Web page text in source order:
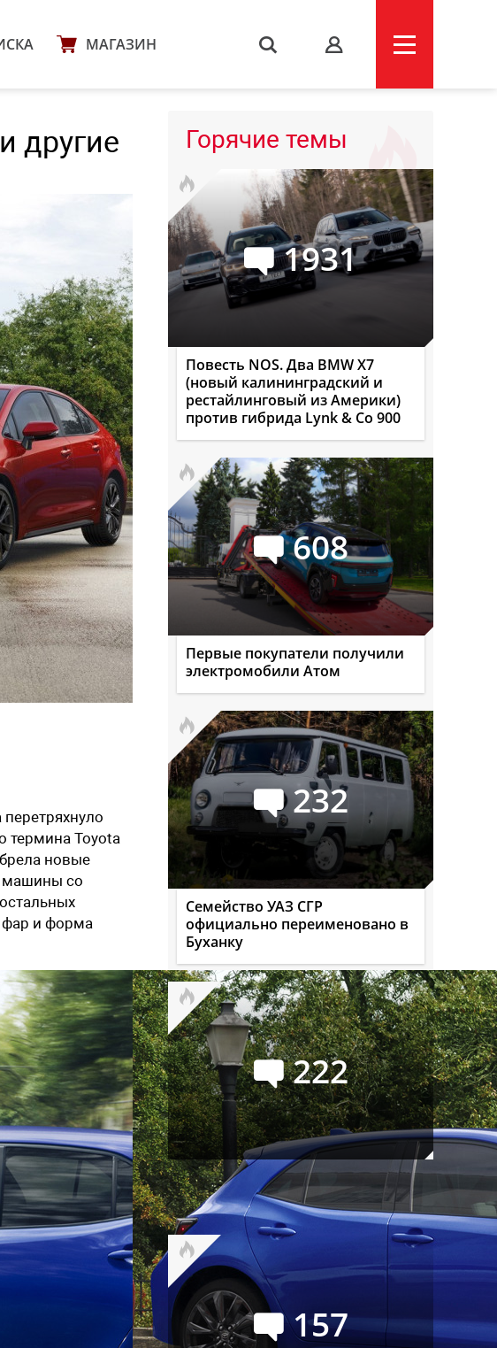
МАГАЗИН s
другие
термина Toyota
новые
машины со
фар и форма
Горячие темы
1931
Повесть NOS. Два BMW X7
(новый калининградский и
рестайлинговый из Америки)
против гибрида Lynk & Co 900
608
Первые покупатели получили
электромобили Атом
232
Семейство УАЗ СГР
официально переименовано в
Буханку
222
Российский авторынок в июле:
лучший месяц текущего года
157